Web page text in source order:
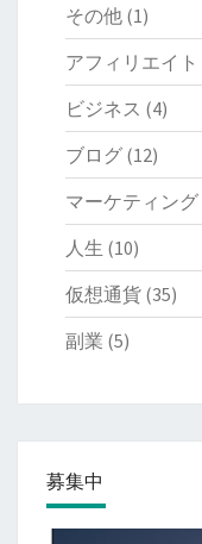
その他 (1)
アフィリエイト
ビジネス (4)
ブログ (12)
マーケティング
人生 (10)
仮想通貨 (35)
副業 (5)
募集中